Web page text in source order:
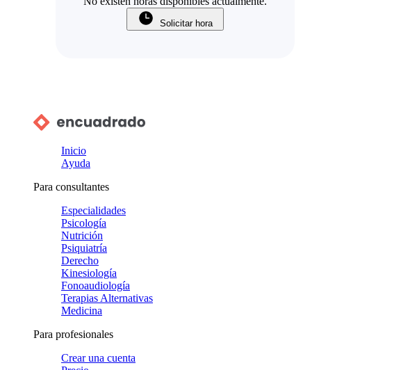
Solicitar hora
Inicio
Ayuda
Para consultantes
Especialidades
Psicología
Nutrición
Psiquiatría
Derecho
Kinesiología
Fonoaudiología
Terapias Alternativas
Medicina
Para profesionales
Crear una cuenta